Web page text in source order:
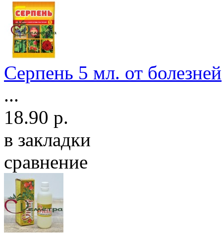
Серпень 5 мл. от болезней
...
18.90 р.
в закладки
сравнение